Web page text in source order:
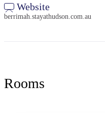
Website
berrimah.stayathudson.com.au
Rooms